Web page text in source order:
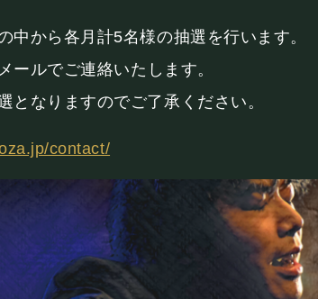
中から各月計5名様の抽選を行います。
ールでご連絡いたします。
となりますのでご了承ください。
contact/